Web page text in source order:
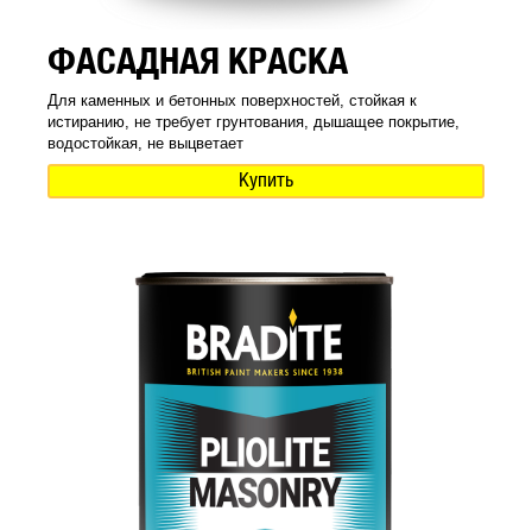
ФАСАДНАЯ КРАСКА
Для каменных и бетонных поверхностей, стойкая к
истиранию, не требует грунтования, дышащее покрытие,
водостойкая, не выцветает
Купить